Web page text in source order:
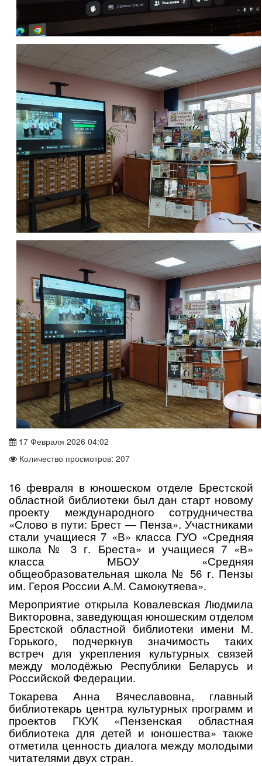
17 Февраля 2026 04:02
Количество просмотров: 207
16 февраля в юношеском отделе Брестской
областной библиотеки был дан старт новому
проекту международного сотрудничества
«Слово в пути: Брест — Пенза». Участниками
стали учащиеся 7 «В» класса ГУО «Средняя
школа № 3 г. Бреста» и учащиеся 7 «В»
класса МБОУ «Средняя
общеобразовательная школа № 56 г. Пензы
им. Героя России А.М. Самокутяева».
Мероприятие открыла Ковалевская Людмила
Викторовна, заведующая юношеским отделом
Брестской областной библиотеки имени М.
Горького, подчеркнув значимость таких
встреч для укрепления культурных связей
между молодёжью Республики Беларусь и
Российской Федерации.
Токарева Анна Вячеславовна, главный
библиотекарь центра культурных программ и
проектов ГКУК «Пензенская областная
библиотека для детей и юношества» также
отметила ценность диалога между молодыми
читателями двух стран.